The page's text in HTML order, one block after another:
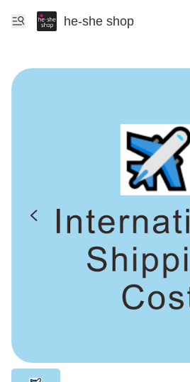
he-she shop